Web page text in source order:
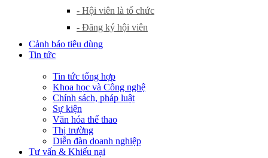
- Hội viên là tổ chức
- Đăng ký hội viên
Cảnh báo tiêu dùng
Tin tức
Tin tức tổng hợp
Khoa học và Công nghệ
Chính sách, pháp luật
Sự kiện
Văn hóa thể thao
Thị trường
Diễn đàn doanh nghiệp
Tư vấn & Khiếu nại